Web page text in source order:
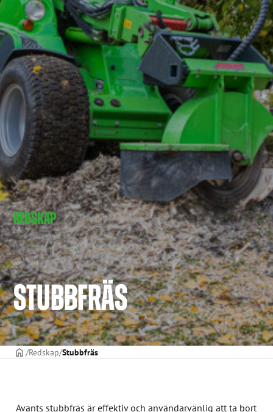
REDSKAP
STUBBFRÄS
STARTSIDAN
Redskap Stubbfräs
Avants stubbfräs är effektiv och användarvänlig att ta bort